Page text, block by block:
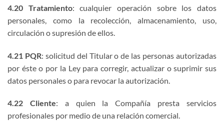
4.20 Tratamiento: cualquier operación sobre los datos
personales, como la recolección, almacenamiento, uso,
circulación o supresión de ellos.
4.21 PQR: solicitud del Titular o de las personas autorizadas
por éste o por la Ley para corregir, actualizar o suprimir sus
datos personales o para revocar la autorización.
4.22 Cliente: a quien la Compañía presta servicios
profesionales por medio de una relación comercial.